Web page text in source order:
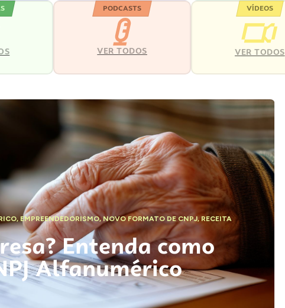
PODCASTS
VER TODOS
VÍDEOS
VER TODOS
, EMPREENDEDORISMO,NOVO FORMATO DE CNPJ,RECEITA
Entenda como
Alfanumérico